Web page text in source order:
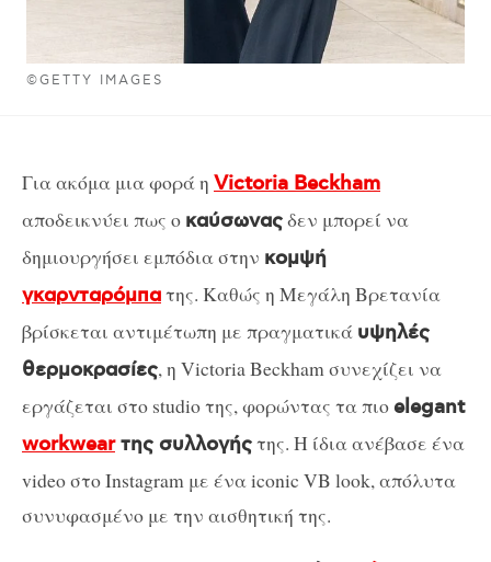
©GETTY IMAGES
Για ακόμα μια φορά η Victoria Beckham
αποδεικνύει πως ο καύσωναςδεν μπορεί να
δημιουργήσει εμπόδια στην κομψή
γκαρνταρόμπατης. Καθώς η Μεγάλη Βρετανία
βρίσκεται αντιμέτωπη με πραγματικά υψηλές
θερμοκρασίες, η Victoria Beckham συνεχίζει να
εργάζεται στο studio της, φορώντας τα πιοelegant
workwearτης συλλογήςτης. Η ίδια ανέβασε ένα
video στο Instagram με ένα iconic VB look, απόλυτα
συνυφασμένο με την αισθητική της.